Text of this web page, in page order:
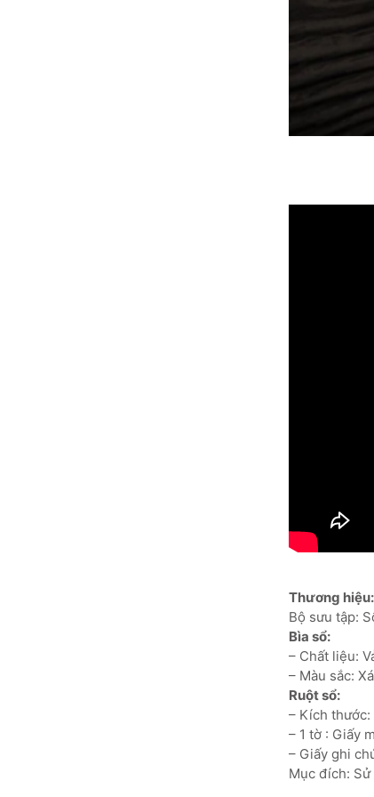
Thương
Bộ sưu tập:
Bìa sổ:
– Chất liệu:
– Màu sắc:
Ruột sổ:
– Kích
– 1 tờ : Giấy
– Giấy ghi
Mục đích: